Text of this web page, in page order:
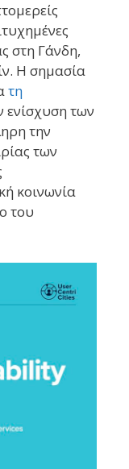
στη Γάνδη,
Η σημασία
τη
ενίσχυση των
την
των
κοινωνία
του